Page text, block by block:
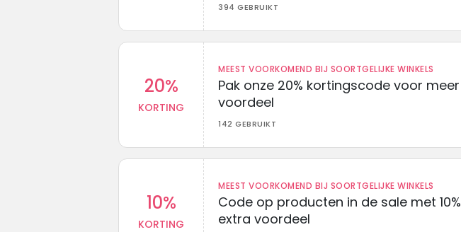
394 GEBRUIKT
20%
KORTING
MEEST VOORKOMEND BIJ SOORTGELIJKE WINKELS
Pak onze 20% kortingscode voor meer
voordeel
142 GEBRUIKT
10%
KORTING
MEEST VOORKOMEND BIJ SOORTGELIJKE WINKELS
Code op producten in de sale met 10%
extra voordeel